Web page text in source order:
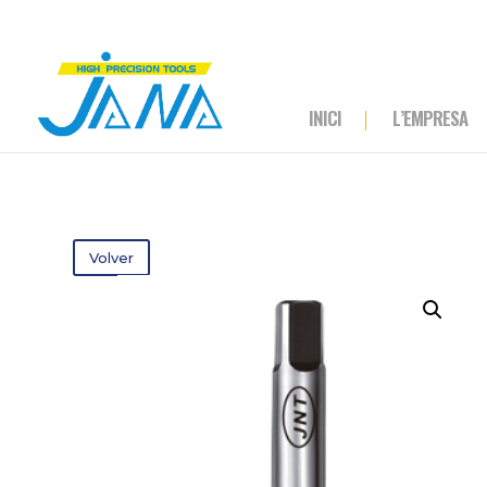
INICI L’EMPRESA
Volver